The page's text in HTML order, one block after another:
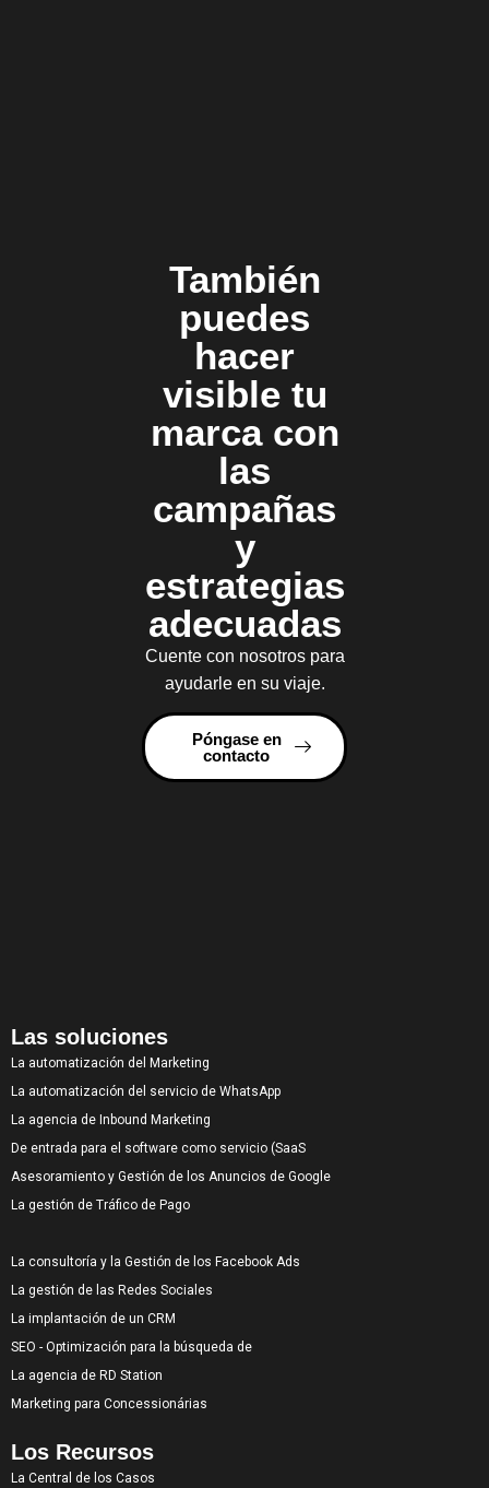
También
puedes
hacer
visible tu
marca con
las
campañas
y
estrategias
adecuadas
Cuente con nosotros para
ayudarle en su viaje.
Póngase en
contacto
Las soluciones
La automatización del Marketing
La automatización del servicio de WhatsApp
La agencia de Inbound Marketing
De entrada para el software como servicio (SaaS
Asesoramiento y Gestión de los Anuncios de Google
La gestión de Tráfico de Pago
La consultoría y la Gestión de los Facebook Ads
La gestión de las Redes Sociales
La implantación de un CRM
SEO - Optimización para la búsqueda de
La agencia de RD Station
Marketing para Concessionárias
Los Recursos
La Central de los Casos